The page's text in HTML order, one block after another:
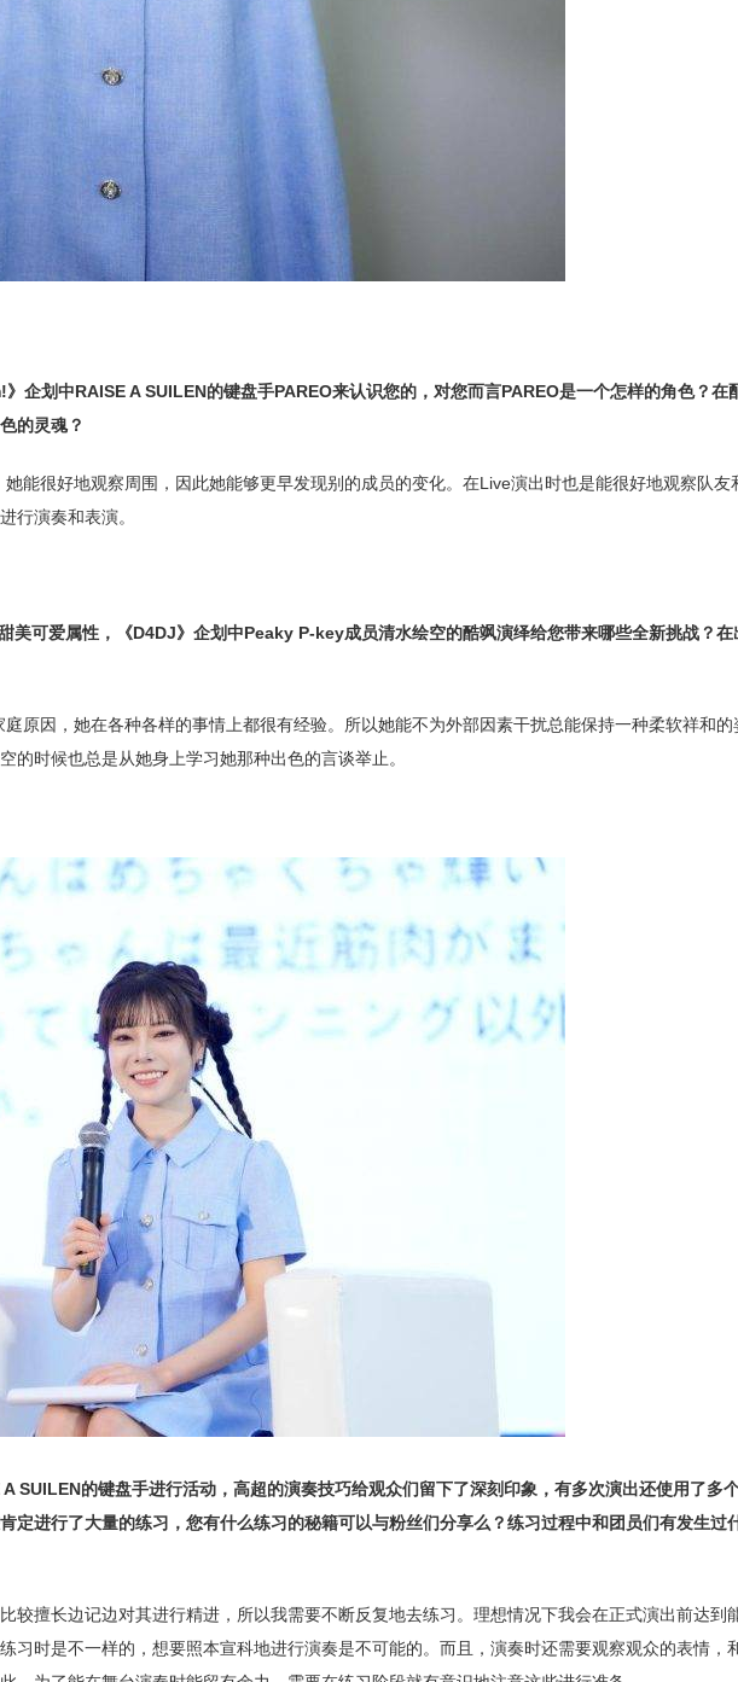
划中RAISE A SUILEN的键盘手PAREO来认识您的，对您而言PAREO是一个怎样的角色？在
的灵魂？
能很好地观察周围，因此她能够更早发现别的成员的变化。在Live演出时也是能很好地观察队友
行演奏和表演。
可爱属性，《D4DJ》企划中Peaky P-key成员清水绘空的酷飒演绎给您带来哪些全新挑战？在
原因，她在各种各样的事情上都很有经验。所以她能不为外部因素干扰总能保持一种柔软祥和
的时候也总是从她身上学习她那种出色的言谈举止。
的键盘手进行活动，高超的演奏技巧给观众们留下了深刻印象，有多次演出还使用了多
定进行了大量的练习，您有什么练习的秘籍可以与粉丝们分享么？练习过程中和团员们有发生过
较擅长边记边对其进行精进，所以我需要不断反复地去练习。理想情况下我会在正式演出前达到
习时是不一样的，想要照本宣科地进行演奏是不可能的。而且，演奏时还需要观察观众的表情，